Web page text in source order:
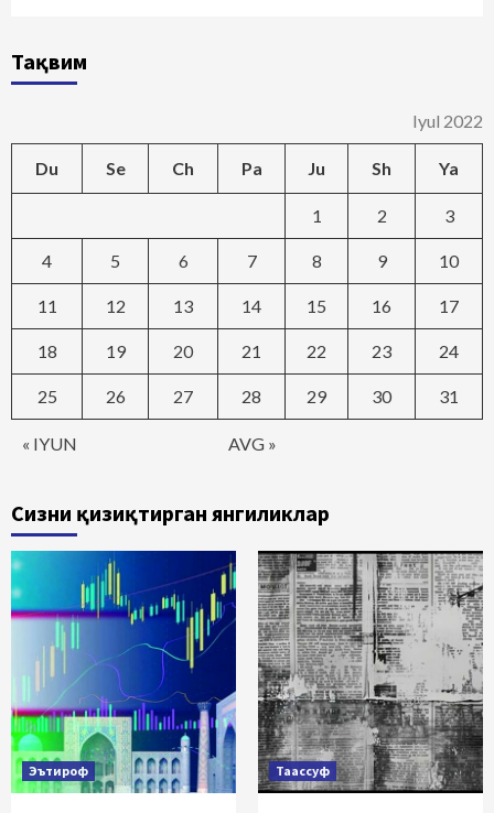
Тақвим
Iyul 2022
Du Se Ch Pa Ju Sh Ya
« IYUN AVG »
1 2 3
4 5 6 7 8 9 10
11 12 13 14 15 16 17
18 19 20 21 22 23 24
25 26 27 28 29 30 31
Сизни қизиқтирган янгиликлар
Эътироф Таассуф